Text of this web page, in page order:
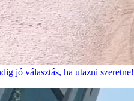
jó választás, ha utazni szeretne!